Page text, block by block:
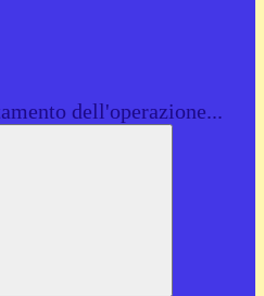
dell'operazione...